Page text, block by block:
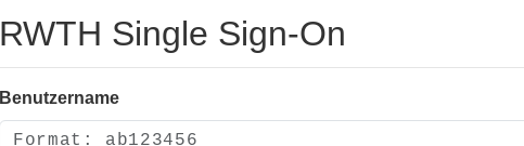
RWTH Single Sign-On
Benutzername